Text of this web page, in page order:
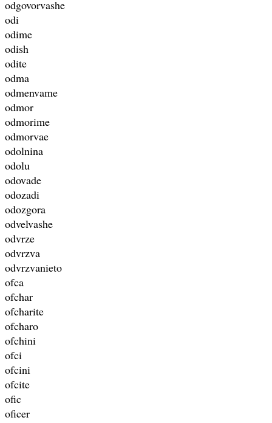
odgovorvashe
odi
odime
odish
odite
odma
odmenvame
odmor
odmorime
odmorvae
odolnina
odolu
odovade
odozadi
odozgora
odvelvashe
odvrze
odvrzva
odvrzvanieto
ofca
ofchar
ofcharite
ofcharo
ofchini
ofci
ofcini
ofcite
ofic
oficer